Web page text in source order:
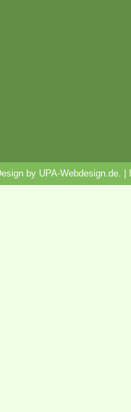
by UPA-Webdesign.de.